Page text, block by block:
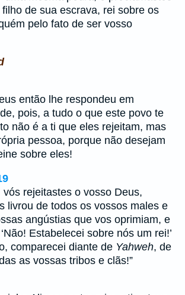
de sua escrava, rei sobre os
pelo fato de ser vosso
então lhe respondeu em
pois, a tudo o que este povo te
não é a ti que eles rejeitam, mas
pessoa, porque não desejam
sobre eles!
vós rejeitastes o vosso Deus,
livrou de todos os vossos males e
angústias que vos oprimiam, e
Estabelecei sobre nós um rei!’
comparecei diante de Yahweh, de
as vossas tribos e clãs!”